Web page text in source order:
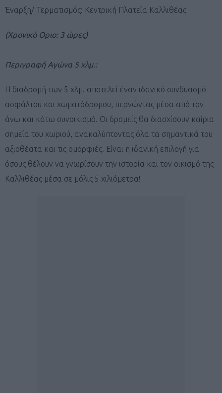
Έναρξη/ Τερματισμός: Κεντρική Πλατεία Καλλιθέας
(Χρονικό Οριο: 3 ώρες)
Περιγραφή Αγώνα 5 χλμ.:
Η διαδρομή των 5 χλμ. αποτελεί έναν ιδανικό συνδυασμό
ασφάλτου και χωματόδρομου, περνώντας μέσα από τον
άνω και κάτω συνοικισμό. Οι δρομείς θα διασχίσουν καίρια
σημεία του χωριού, ανακαλύπτοντας όλα τα σημαντικά του
αξιοθέατα και τις ομορφιές. Είναι η ιδανική επιλογή για
όσους θέλουν να γνωρίσουν την ιστορία και τον οικισμό της
Καλλιθέας μέσα σε μόλις 5 χιλιόμετρα!